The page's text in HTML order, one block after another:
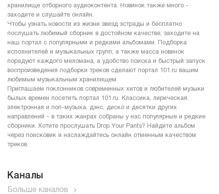
хранилище отборного аудиоконтента. Новинок также много -
заходите и слушайте онлайн.
Чтобы узнать новости из жизни звезд эстрады и бесплатно
послушать любимый сборник в достойном качестве, заходите на
наш портал с популярными и редкими альбомами. Подборка
исполнителей и музыкальных групп, а также масса новинок
порадуют каждого меломана, а удобство поиска и быстрый запуск
воспроизведения подборки треков сделают портал 101.ru вашим
любимым музыкальным хранилищем.
Приглашаем поклонников современных хитов и любителей музыки
былых времен посетить портал 101.ru. Классика, лирическая.
электронная и поп-музыка, дэнс, диско и десятки других
направлений - в таких жанрах собраны у нас популярные и редкие
сборники. Хотите прослушать Drop Your Pants? Найдите альбом
через поисковик и наслаждайтесь онлайн отменным качеством
треков.
Каналы
Больше каналов